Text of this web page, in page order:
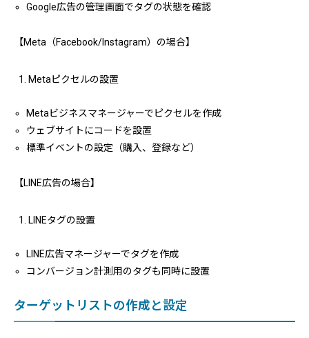
Google広告の管理画面でタグの状態を確認
【Meta（Facebook/Instagram）の場合】
Metaピクセルの設置
Metaビジネスマネージャーでピクセルを作成
ウェブサイトにコードを設置
標準イベントの設定（購入、登録など）
【LINE広告の場合】
LINEタグの設置
LINE広告マネージャーでタグを作成
コンバージョン計測用のタグも同時に設置
ターゲットリストの作成と設定